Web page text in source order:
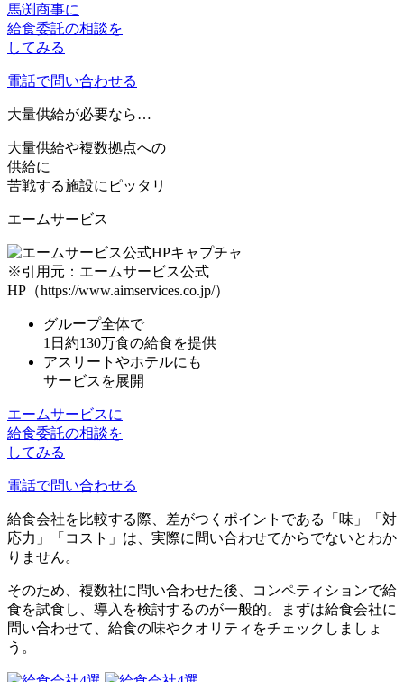
馬渕商事に
給食委託の相談を
してみる
電話で問い合わせる
大量供給が必要なら…
大量供給や複数拠点への
供給に
苦戦する施設にピッタリ
エームサービス
※引用元：エームサービス公式
HP（https://www.aimservices.co.jp/）
グループ全体で
1日約130万食の給食を提供
アスリートやホテルにも
サービスを展開
エームサービスに
給食委託の相談を
してみる
電話で問い合わせる
給食会社を比較する際、差がつくポイントである「味」「対
応力」「コスト」は、実際に問い合わせてからでないとわか
りません。
そのため、複数社に問い合わせた後、コンペティションで給
食を試食し、導入を検討するのが一般的。まずは給食会社に
問い合わせて、給食の味やクオリティをチェックしましょ
う。